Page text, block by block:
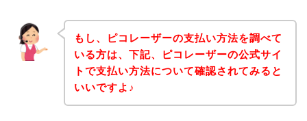
もし、ピコレーザーの支払い方法を調べて
いる方は、下記、ピコレーザーの公式サイ
トで支払い方法について確認されてみると
いいですよ♪